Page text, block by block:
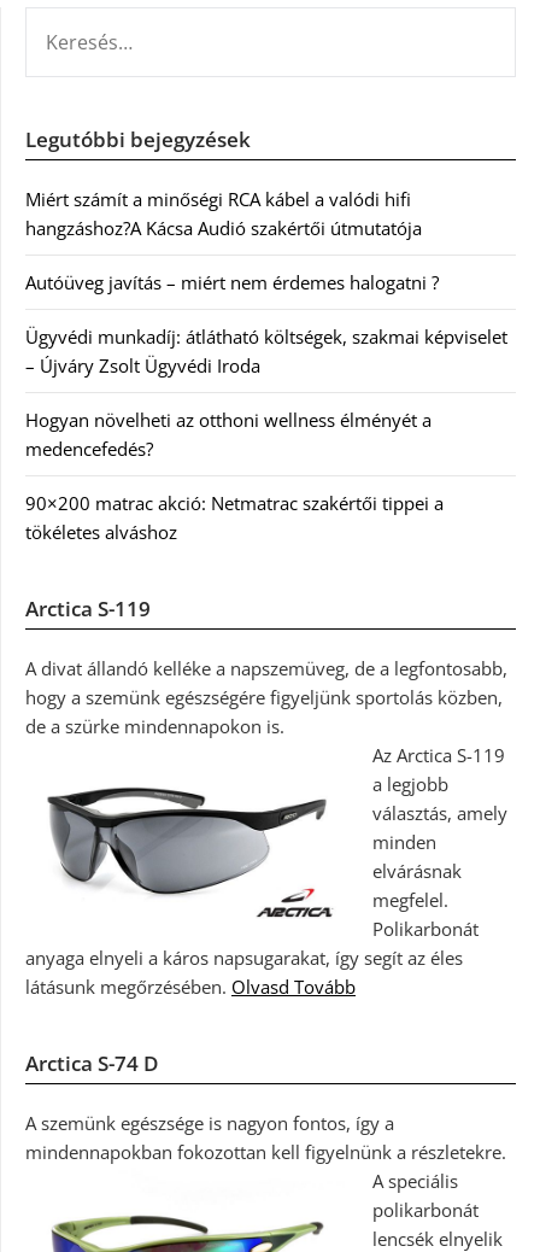
Legutóbbi bejegyzések
Miért számít a minőségi RCA kábel a valódi hifi
hangzáshoz?A Kácsa Audió szakértői útmutatója
Autóüveg javítás – miért nem érdemes halogatni ?
Ügyvédi munkadíj: átlátható költségek, szakmai képviselet
– Újváry Zsolt Ügyvédi Iroda
Hogyan növelheti az otthoni wellness élményét a
medencefedés?
90×200 matrac akció: Netmatrac szakértői tippei a
tökéletes alváshoz
Arctica S-119
A divat állandó kelléke a napszemüveg, de a legfontosabb,
hogy a szemünk egészségére figyeljünk sportolás közben,
de a szürke mindennapokon is.
Az Arctica S-119
a legjobb
választás, amely
minden
elvárásnak
megfelel.
Polikarbonát
anyaga elnyeli a káros napsugarakat, így segít az éles
látásunk megőrzésében. Olvasd Tovább
Arctica S-74 D
A szemünk egészsége is nagyon fontos, így a
mindennapokban fokozottan kell figyelnünk a részletekre.
A speciális
polikarbonát
lencsék elnyelik